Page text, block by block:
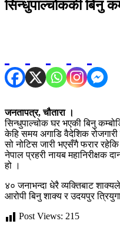
सिन्धुपाल्चोककी बिनु
जनतापत्र, चौतारा ।
सिन्धुपाल्चोक घर भएकी बिनु
केहि समय अगाडि वैदेशिक रोजगारी
सो नोटिस जारी भएसँगै फरार रहेकि
नेपाल प्रहरी नायब महानिरीक्षक
हो ।
४० जनाभन्दा धेरै व्यक्तिबाट
आरोपी बिनु शाक्य र उदयपुर
Post Views: 215